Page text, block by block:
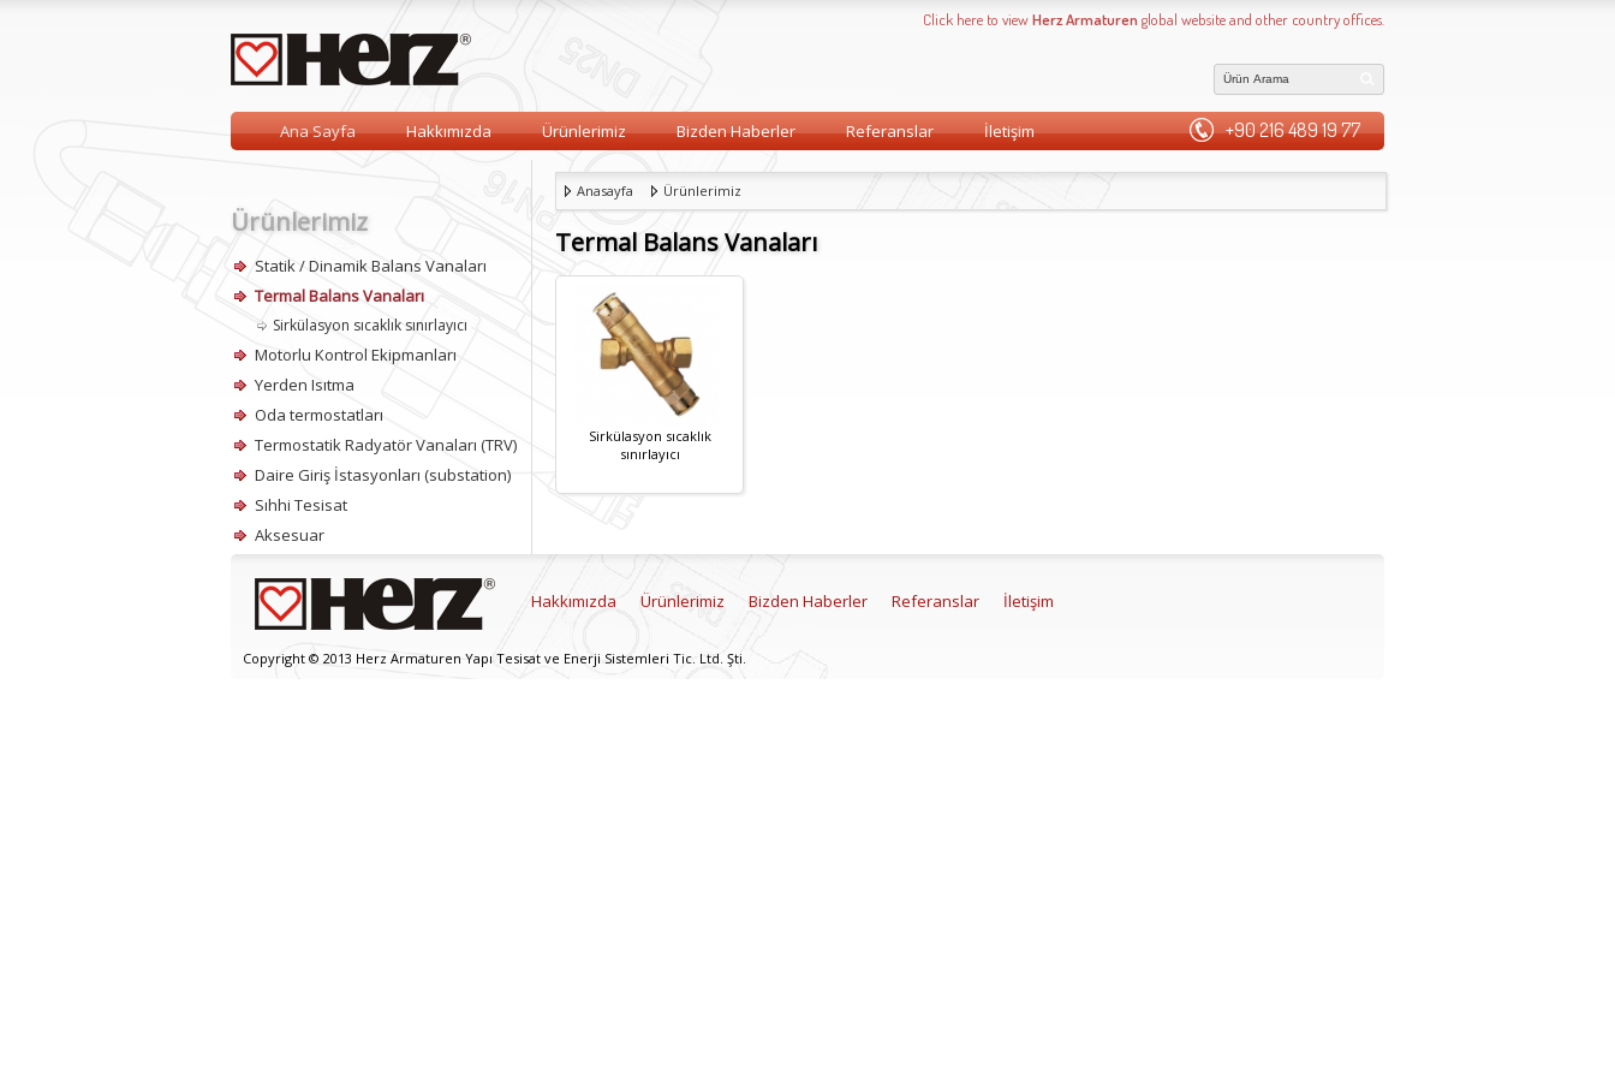
Ana Sayfa Hakkımızda Ürünlerimiz Bizden Haberler Referanslar İletişim +90 216 489 19 77
Click here to viewHerz Armaturen global website and other country offices.
Ürünlerimiz
Statik / Dinamik Balans Vanaları
Termal Balans Vanaları
Sirkülasyon sıcaklık sınırlayıcı
Motorlu Kontrol Ekipmanları
Yerden Isıtma
Oda termostatları
Termostatik Radyatör Vanaları (TRV)
Daire Giriş İstasyonları (substation)
Sıhhi Tesisat
Aksesuar
Anasayfa Ürünlerimiz
Termal Balans Vanaları
Sirkülasyon sıcaklık
sınırlayıcı
Copyright © 2013 Herz Armaturen Yapı Tesisat ve Enerji Sistemleri Tic. Ltd. Şti.
Hakkımızda Ürünlerimiz Bizden Haberler Referanslar İletişim